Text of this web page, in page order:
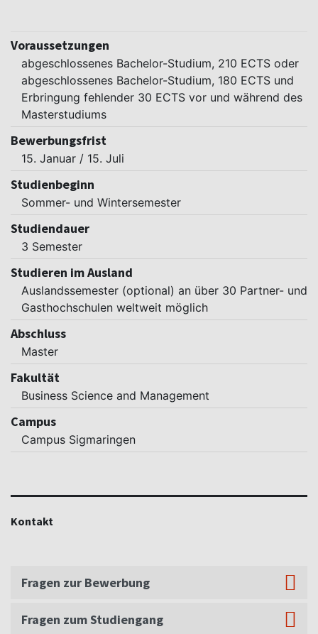
Voraussetzungen
abgeschlossenes Bachelor-Studium, 210 ECTS oder
abgeschlossenes Bachelor-Studium, 180 ECTS und
Erbringung fehlender 30 ECTS vor und während des
Masterstudiums
Bewerbungsfrist
15. Januar / 15. Juli
Studienbeginn
Sommer- und Wintersemester
Studiendauer
3 Semester
Studieren im Ausland
Auslandssemester (optional) an über 30 Partner- und
Gasthochschulen weltweit möglich
Abschluss
Master
Fakultät
Business Science and Management
Campus
Campus Sigmaringen
Kontakt
Fragen zur Bewerbung
Fragen zum Studiengang